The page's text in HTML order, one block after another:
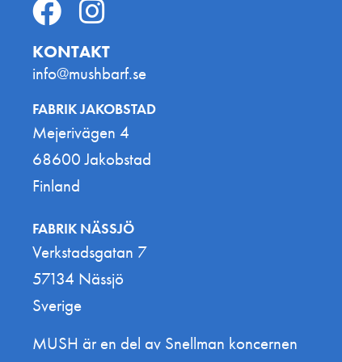
KONTAKT
info@mushbarf.se
FABRIK JAKOBSTAD
Mejerivägen 4
68600 Jakobstad
Finland
FABRIK NÄSSJÖ
Verkstadsgatan 7
57134 Nässjö
Sverige
MUSH är en del av Snellman koncernen